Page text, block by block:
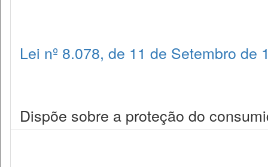
Lei nº 8.078, de 11 de Setembro de
Dispõe sobre a proteção do